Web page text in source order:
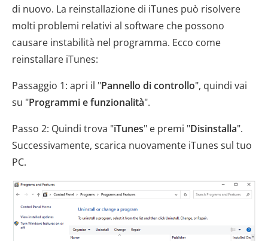
di nuovo. La reinstallazione di iTunes può risolvere
molti problemi relativi al software che possono
causare instabilità nel programma. Ecco come
reinstallare iTunes:
Passaggio 1: apri il "Pannello di controllo", quindi vai
su "Programmi e funzionalità".
Passo 2: Quindi trova "iTunes" e premi "Disinstalla".
Successivamente, scarica nuovamente iTunes sul tuo
PC.